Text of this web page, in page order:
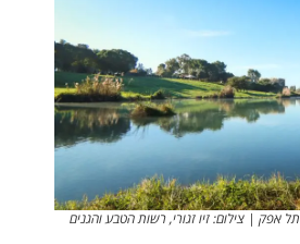
אפק | צילום: זיו זגורי, רשות הטבע והגנים